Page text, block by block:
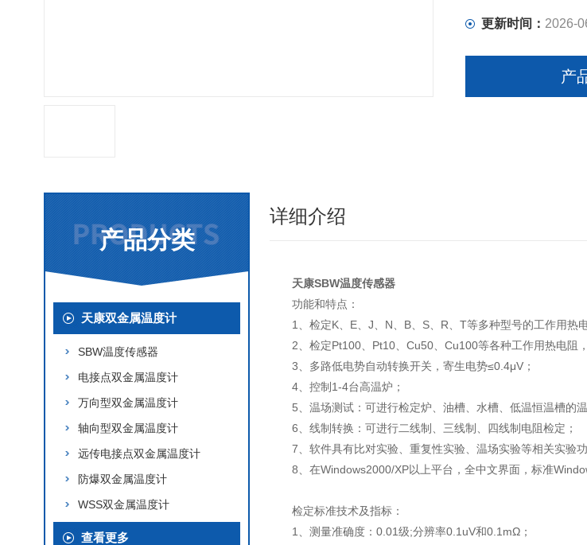
更新时间： 2026-
产
产品分类
天康双金属温度计
SBW温度传感器
电接点双金属温度计
万向型双金属温度计
轴向型双金属温度计
远传电接点双金属温度计
防爆双金属温度计
WSS双金属温度计
查看更多
详细介绍
天康SBW温度传感器
功能和特点：
1、检定K、E、J、N、B、S、R、T等多种型号的工作用热
2、检定Pt100、Pt10、Cu50、Cu100等各种工作用热电阻
3、多路低电势自动转换开关，寄生电势≤0.4μV；
4、控制1-4台高温炉；
5、温场测试：可进行检定炉、油槽、水槽、低温恒温槽的温
6、线制转换：可进行二线制、三线制、四线制电阻检定；
7、软件具有比对实验、重复性实验、温场实验等相关实验功
8、在Windows2000/XP以上平台，全中文界面，标准
检定标准技术及指标：
1、测量准确度：0.01级;分辨率0.1uV和0.1mΩ；